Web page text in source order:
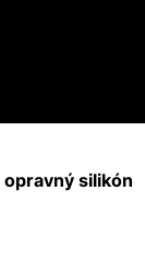
opravný silikón